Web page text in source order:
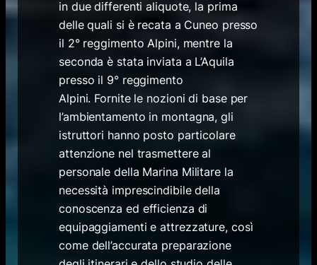
in due differenti aliquote, la prima
delle quali si è recata a Cuneo presso
il 2° reggimento Alpini, mentre la
seconda è stata inviata a L’Aquila
presso il 9° reggimento
Alpini. Fornite le nozioni di base per
l’ambientamento in montagna, gli
istruttori hanno posto particolare
attenzione nel trasmettere al
personale della Marina Militare la
necessità imprescindibile della
conoscenza ed efficienza di
equipaggiamenti e attrezzature, così
come dell’accurata preparazione